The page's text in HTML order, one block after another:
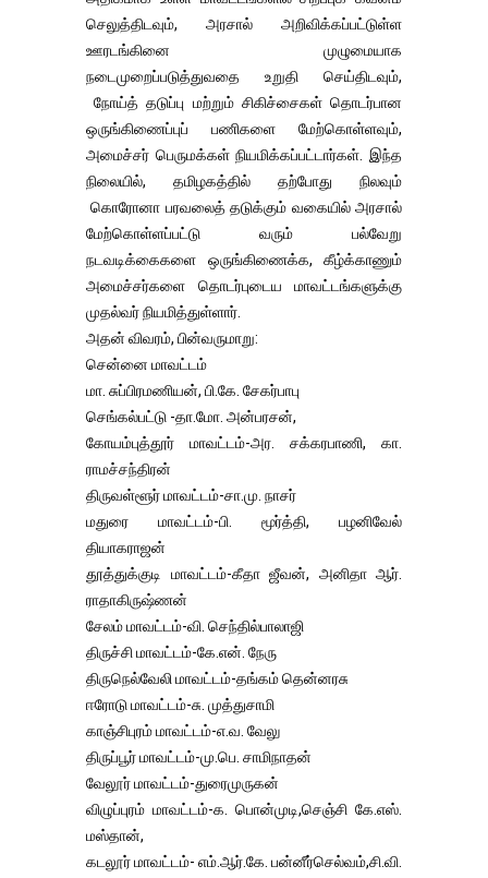
செலுத்திடவும், அரசால் அறிவிக்கப்பட்டுள்ள
ஊரடங்கினை முழுமையாக
நடைமுறைப்படுத்துவதை உறுதி செய்திடவும்,
நோய்த் தடுப்பு மற்றும் சிகிச்சைகள் தொடர்பான
ஒருங்கிணைப்புப் பணிகளை மேற்கொள்ளவும்,
அமைச்சர் பெருமக்கள் நியமிக்கப்பட்டார்கள். இந்த
நிலையில், தமிழகத்தில் தற்போது நிலவும்
கொரோனா பரவலைத் தடுக்கும் வகையில் அரசால்
மேற்கொள்ளப்பட்டு வரும் பல்வேறு
நடவடிக்கைகளை ஒருங்கிணைக்க, கீழ்க்காணும்
அமைச்சர்களை தொடர்புடைய மாவட்டங்களுக்கு
முதல்வர் நியமித்துள்ளார்.
அதன் விவரம், பின்வருமாறு:
சென்னை மாவட்டம்
மா. சுப்பிரமணியன், பி.கே. சேகர்பாபு
செங்கல்பட்டு -தா.மோ. அன்பரசன்,
கோயம்புத்தூர் மாவட்டம்-அர. சக்கரபாணி, கா.
ராமச்சந்திரன்
திருவள்ளூர் மாவட்டம்-சா.மு. நாசர்
மதுரை மாவட்டம்-பி. மூர்த்தி, பழனிவேல்
தியாகராஜன்
தூத்துக்குடி மாவட்டம்-கீதா ஜீவன், அனிதா ஆர்.
ராதாகிருஷ்ணன்
சேலம் மாவட்டம்-வி. செந்தில்பாலாஜி
திருச்சி மாவட்டம்-கே.என். நேரு
திருநெல்வேலி மாவட்டம்-தங்கம் தென்னரசு
ஈரோடு மாவட்டம்-சு. முத்துசாமி
காஞ்சிபுரம் மாவட்டம்-எ.வ. வேலு
திருப்பூர் மாவட்டம்-மு.பெ. சாமிநாதன்
வேலூர் மாவட்டம்-துரைமுருகன்
விழுப்புரம் மாவட்டம்-க. பொன்முடி,செஞ்சி கே.எஸ்.
மஸ்தான்,
கடலூர் மாவட்டம்- எம்.ஆர்.கே. பன்னீர்செல்வம்,சி.வி.